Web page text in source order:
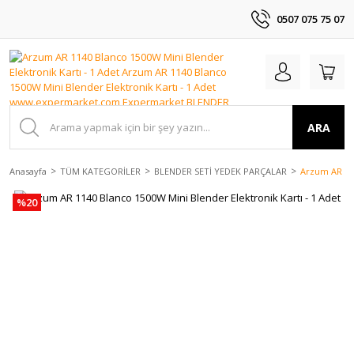
0507 075 75 07
ARA
Anasayfa TÜM KATEGORİLER BLENDER SETİ YEDEK PARÇALAR Arzum AR
%20